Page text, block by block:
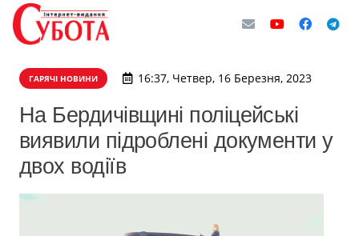
ГАРЯЧІ НОВИНИ 16:37, Четвер, 16 Березня, 2023
На Бердичівщині поліцейські
виявили підроблені документи у
двох водіїв